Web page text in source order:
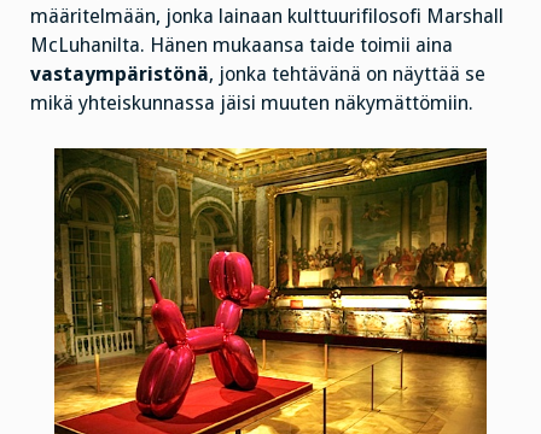
määritelmään, jonka lainaan kulttuurifilosofi Marshall
McLuhanilta. Hänen mukaansa taide toimii aina
vastaympäristönä, jonka tehtävänä on näyttää se
mikä yhteiskunnassa jäisi muuten näkymättömiin.